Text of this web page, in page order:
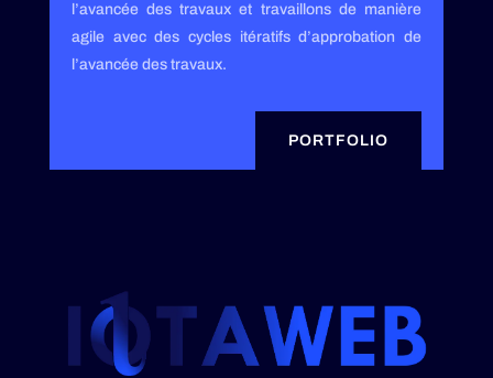
l’avancée des travaux et travaillons de manière
agile avec des cycles itératifs d’approbation de
l’avancée des travaux.
PORTFOLIO